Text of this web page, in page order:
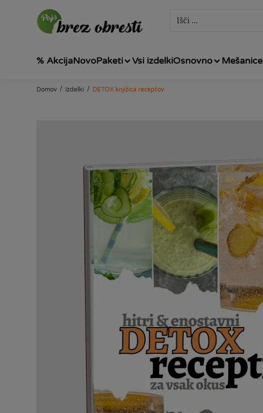
% AkcijaNovoPaketi Vsi izdelkiOsnovno Mešanice
Domov / Izdelki / DETOX knjižica receptov